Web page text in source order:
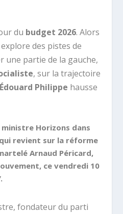
du budget 2026. Alors
des pistes de
une partie de la gauche,
, sur la trajectoire
Édouard Philippe hausse
ministre Horizons dans
revient sur la réforme
Arnaud Péricard,
ce vendredi 10
.
fondateur du parti